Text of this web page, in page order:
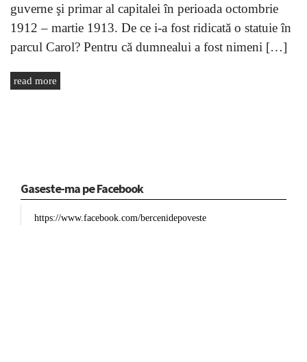
guverne şi primar al capitalei în perioada octombrie
1912 – martie 1913. De ce i-a fost ridicată o statuie în
parcul Carol? Pentru că dumnealui a fost nimeni […]
read more
Gaseste-ma pe Facebook
https://www.facebook.com/bercenidepoveste